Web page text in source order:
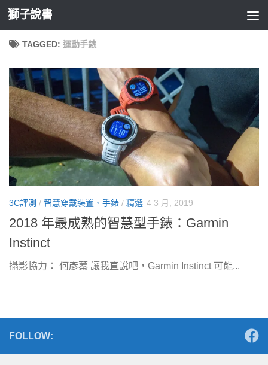
Skip to content
獅子說書
TAGGED: 運動手錶
3C評測 / 智慧穿戴裝置、手錶 / 精選 4 3 月, 2019
2018 年最成熟的智慧型手錶：Garmin
Instinct
攝影協力： 何彥蓁 讓我直說吧，Garmin Instinct 可能...
FOLLOW: